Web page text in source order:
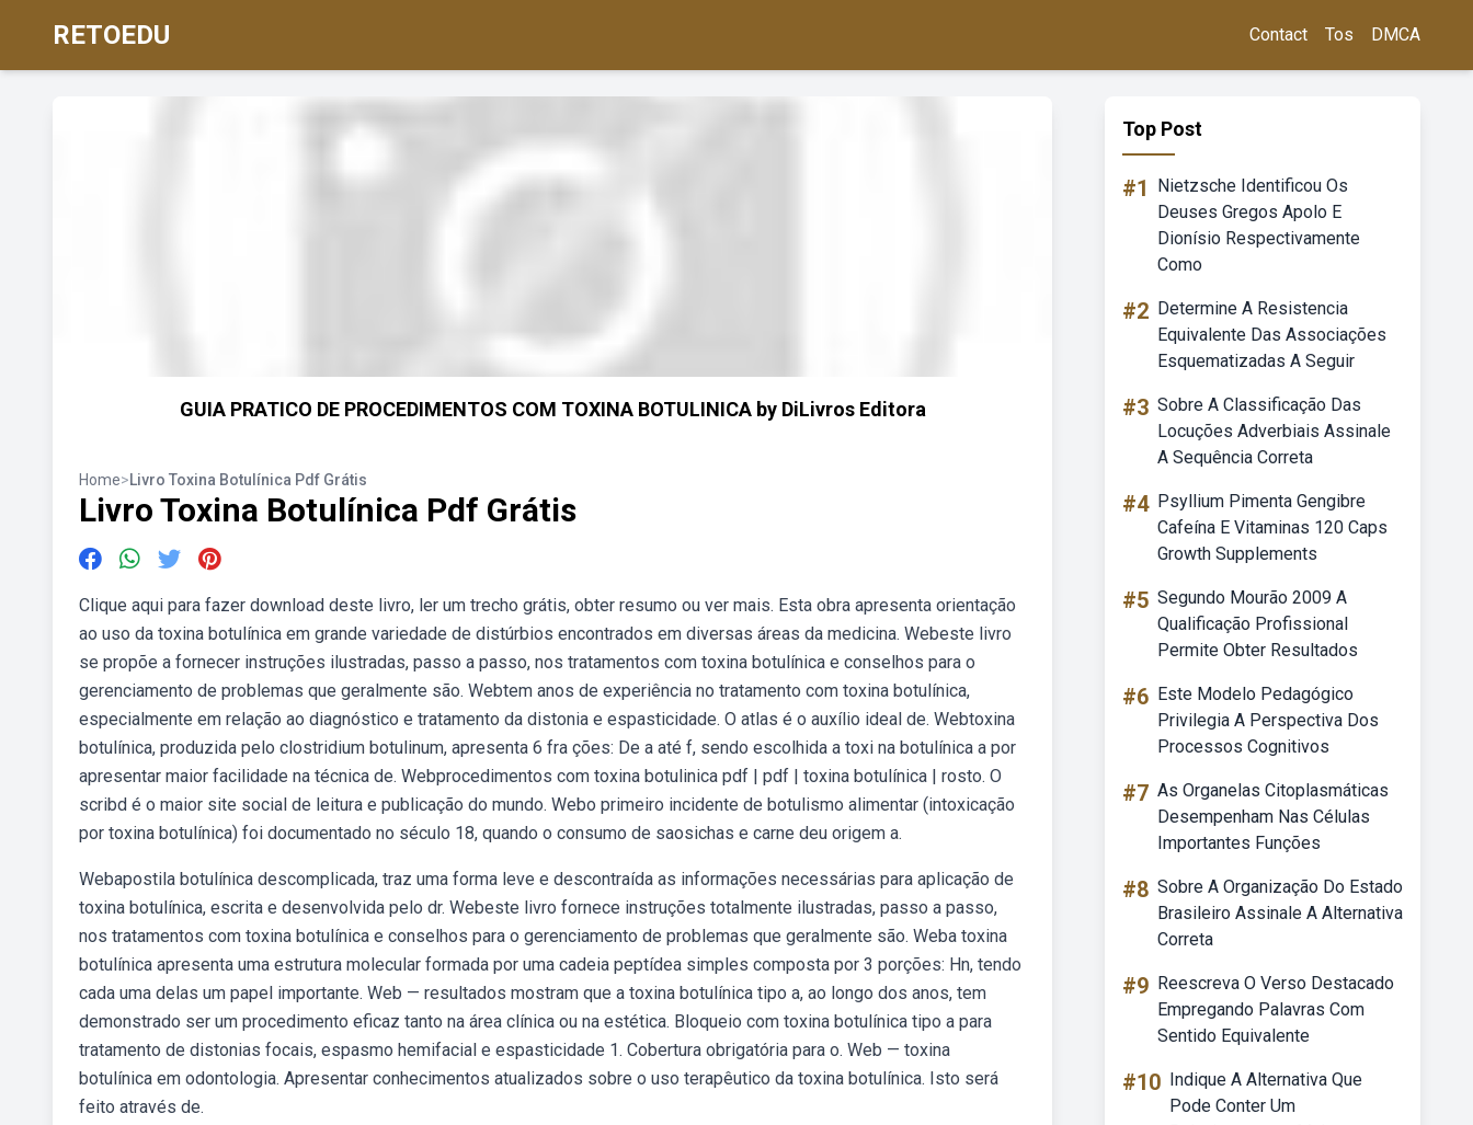
RETOEDU Contact Tos DMCA
GUIA PRATICO DE PROCEDIMENTOS COM TOXINA BOTULINICA by DiLivros Editora
Home>Livro Toxina Botulínica Pdf Grátis
Livro Toxina Botulínica Pdf Grátis
Clique aqui para fazer download deste livro, ler um trecho grátis, obter resumo ou ver mais. Esta obra apresenta orientação
ao uso da toxina botulínica em grande variedade de distúrbios encontrados em diversas áreas da medicina. Webeste livro
se propõe a fornecer instruções ilustradas, passo a passo, nos tratamentos com toxina botulínica e conselhos para o
gerenciamento de problemas que geralmente são. Webtem anos de experiência no tratamento com toxina botulínica,
especialmente em relação ao diagnóstico e tratamento da distonia e espasticidade. O atlas é o auxílio ideal de. Webtoxina
botulínica, produzida pelo clostridium botulinum, apresenta 6 fra ções: De a até f, sendo escolhida a toxi na botulínica a por
apresentar maior facilidade na técnica de. Webprocedimentos com toxina botulinica pdf | pdf | toxina botulínica | rosto. O
scribd é o maior site social de leitura e publicação do mundo. Webo primeiro incidente de botulismo alimentar (intoxicação
por toxina botulínica) foi documentado no século 18, quando o consumo de saosichas e carne deu origem a.
Webapostila botulínica descomplicada, traz uma forma leve e descontraída as informações necessárias para aplicação de
toxina botulínica, escrita e desenvolvida pelo dr. Webeste livro fornece instruções totalmente ilustradas, passo a passo,
nos tratamentos com toxina botulínica e conselhos para o gerenciamento de problemas que geralmente são. Weba toxina
botulínica apresenta uma estrutura molecular formada por uma cadeia peptídea simples composta por 3 porções: Hn, tendo
cada uma delas um papel importante. Web — resultados mostram que a toxina botulínica tipo a, ao longo dos anos, tem
demonstrado ser um procedimento eficaz tanto na área clínica ou na estética. Bloqueio com toxina botulínica tipo a para
tratamento de distonias focais, espasmo hemifacial e espasticidade 1. Cobertura obrigatória para o. Web — toxina
botulínica em odontologia. Apresentar conhecimentos atualizados sobre o uso terapêutico da toxina botulínica. Isto será
feito através de.
Top Post
#1
Nietzsche Identificou Os
Deuses Gregos Apolo E
Dionísio Respectivamente
Como
#2 Determine A Resistencia
Equivalente Das Associações
Esquematizadas A Seguir
#3 Sobre A Classificação Das
Locuções Adverbiais Assinale
A Sequência Correta
#4 Psyllium Pimenta Gengibre
Cafeína E Vitaminas 120 Caps
Growth Supplements
#5 Segundo Mourão 2009 A
Qualificação Profissional
Permite Obter Resultados
#6 Este Modelo Pedagógico
Privilegia A Perspectiva Dos
Processos Cognitivos
#7 As Organelas Citoplasmáticas
Desempenham Nas Células
Importantes Funções
#8 Sobre A Organização Do Estado
Brasileiro Assinale A Alternativa
Correta
#9 Reescreva O Verso Destacado
Empregando Palavras Com
Sentido Equivalente
#10 Indique A Alternativa Que
Pode Conter Um